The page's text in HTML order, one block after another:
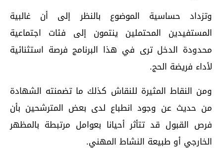
وتزداد حساسية الموضوع بالنظر إلى أن غالبية
المستفيدين المحتملين ينتمون إلى فئات اجتماعية
محدودة الدخل ترى في هذا البرنامج فرصة استثنائية
لأداء فريضة الحج.
ومن النقاط المثيرة للنقاش كذلك ما تضمنته الشهادة
من حديث عن وجود انطباع لدى بعض المترشحين بأن
فرص القبول قد تتأثر أحيانا بعوامل مرتبطة بالمظهر
الخارجي أو طبيعة النشاط المهني.